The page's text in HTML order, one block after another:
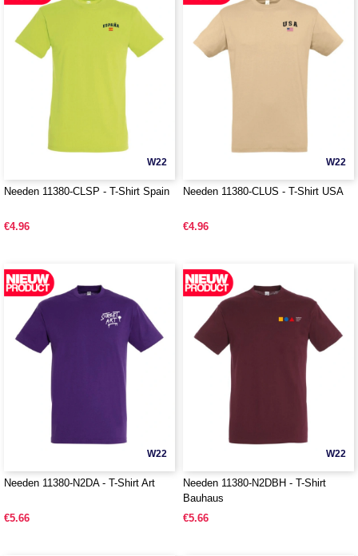
W22
Needen 11380-CLSP - T-Shirt Spain
€4.96
W22
Needen 11380-CLUS - T-Shirt USA
€4.96
W22
Needen 11380-N2DA - T-Shirt Art
€5.66
W22
Needen 11380-N2DBH - T-Shirt
Bauhaus
€5.66